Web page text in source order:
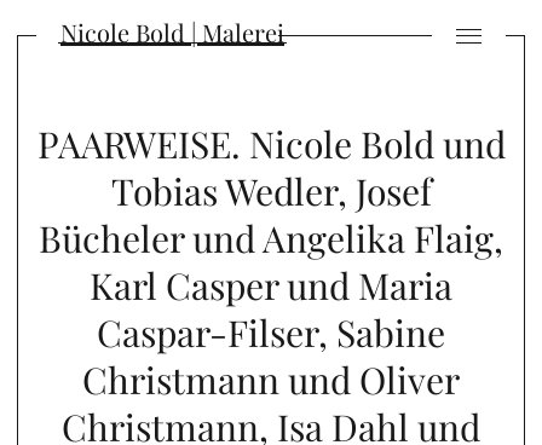
Nicole Bold | Malerei
PAARWEISE. Nicole Bold und
Tobias Wedler, Josef
Bücheler und Angelika Flaig,
Karl Casper und Maria
Caspar-Filser, Sabine
Christmann und Oliver
Christmann, Isa Dahl und